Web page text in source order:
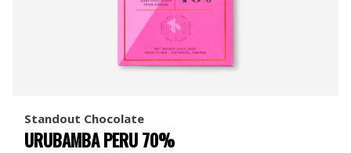
Standout Chocolate
URUBAMBA PERU 70%